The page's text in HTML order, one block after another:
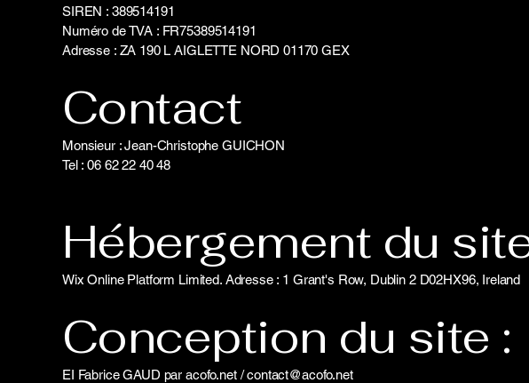
SIREN : 389514191
Numéro de TVA : FR75389514191
Adresse : ZA 190 L AIGLETTE NORD 01170 GEX
Contact
Monsieur : Jean-Christophe GUICHON
Tel : 06 62 22 40 48
Hébergement du
Wix Online Platform Limited. Adresse : 1 Grant's Row, Dublin 2 D02HX96, Ireland
Conception du site :
EI Fabrice GAUD par acofo.net /contact@acofo.net